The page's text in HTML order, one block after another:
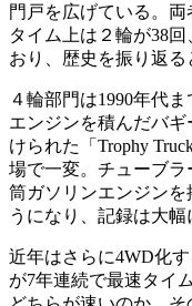
門戸を広げている。両
タイム上は２輪が38
おり、歴史を振り返る
４輪部門は1990年代
エンジンを積んだバ
けられた「Trophy
場で一変。チューブ
筒ガソリンエンジン
うになり、記録は大幅
近年はさらに4WD化
が7年連続で最速タイ